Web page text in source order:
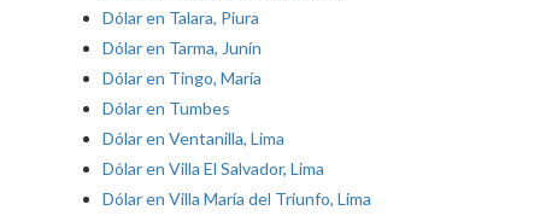
Dólar en Talara, Piura
Dólar en Tarma, Junín
Dólar en Tingo, María
Dólar en Tumbes
Dólar en Ventanilla, Lima
Dólar en Villa El Salvador, Lima
Dólar en Villa María del Triunfo, Lima